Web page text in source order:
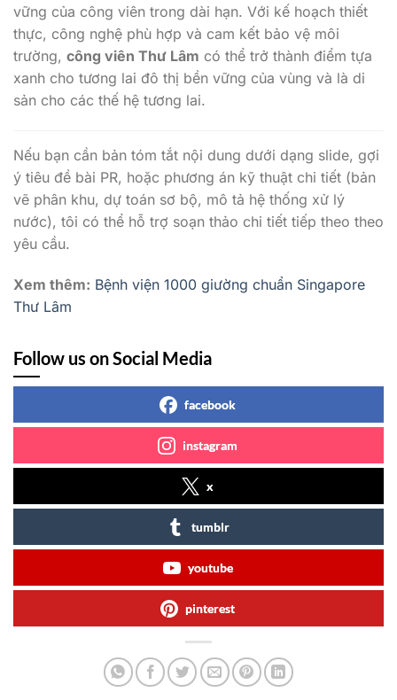
vững của công viên trong dài hạn. Với kế hoạch thiết
thực, công nghệ phù hợp và cam kết bảo vệ môi
trường, công viên Thư Lâm có thể trở thành điểm tựa
xanh cho tương lai đô thị bền vững của vùng và là di
sản cho các thế hệ tương lai.
Nếu bạn cần bản tóm tắt nội dung dưới dạng slide, gợi
ý tiêu đề bài PR, hoặc phương án kỹ thuật chi tiết (bản
vẽ phân khu, dự toán sơ bộ, mô tả hệ thống xử lý
nước), tôi có thể hỗ trợ soạn thảo chi tiết tiếp theo theo
yêu cầu.
Xem thêm: Bệnh viện 1000 giường chuẩn Singapore
Thư Lâm
Follow us on Social Media
facebook
instagram
x
tumblr
youtube
pinterest